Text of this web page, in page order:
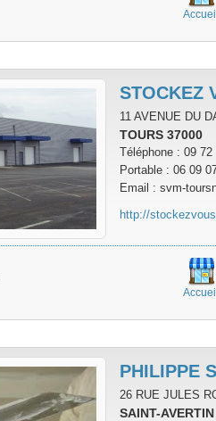
STOCKEZ
11 AVENUE DU
TOURS 37000
Téléphone : 09 72
Portable : 06 09
Email : svm-
http://
PHILIPPE
26 RUE JULES
SAINT-